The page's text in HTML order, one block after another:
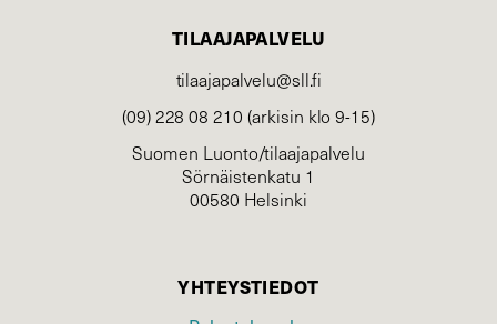
TILAAJAPALVELU
tilaajapalvelu@sll.fi
(09) 228 08 210 (arkisin klo 9-15)
Suomen Luonto/tilaajapalvelu
Sörnäistenkatu 1
00580 Helsinki
YHTEYSTIEDOT